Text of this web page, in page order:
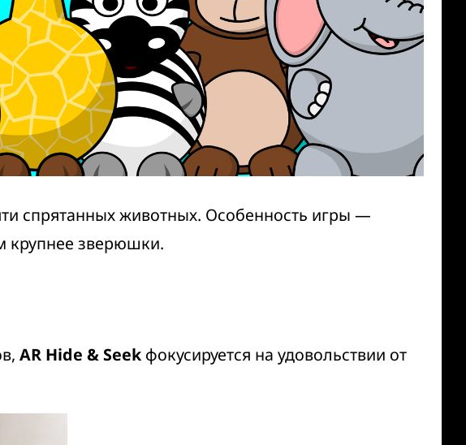
спрятанных животных. Особенность игры —
крупнее зверюшки.
AR Hide & Seekфокусируется на удовольствии от